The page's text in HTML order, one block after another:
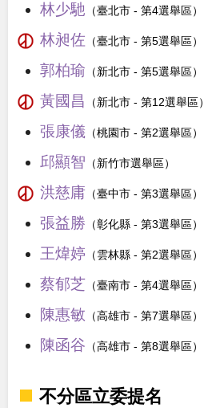
林少馳 （臺北市 - 第4選舉區）
林昶佐 （臺北市 - 第5選舉區）
郭柏瑜 （新北市 - 第5選舉區）
黃國昌 （新北市 - 第12選舉區）
張康儀 （桃園市 - 第2選舉區）
邱顯智 （新竹市選舉區）
洪慈庸 （臺中市 - 第3選舉區）
張益勝 （彰化縣 - 第3選舉區）
王煒婷 （雲林縣 - 第2選舉區）
蔡郁芝 （臺南市 - 第4選舉區）
陳惠敏 （高雄市 - 第7選舉區）
陳函谷 （高雄市 - 第8選舉區）
不分區立委提名